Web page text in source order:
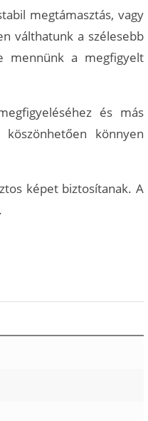
megtámasztás, vagy
válthatunk a szélesebb
mennünk a megfigyelt
és más
könnyen
képet biztosítanak. A